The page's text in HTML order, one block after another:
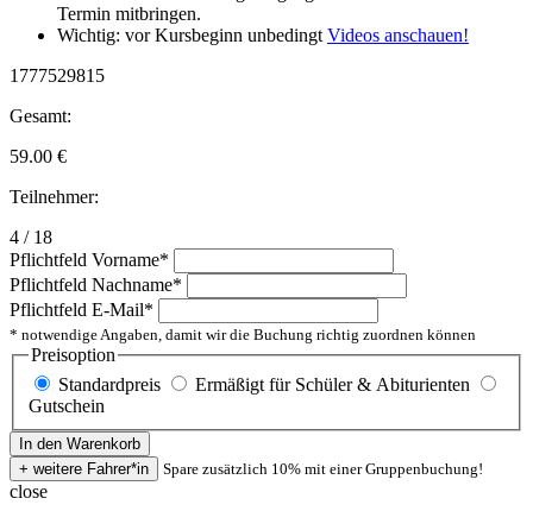
Termin mitbringen.
Wichtig: vor Kursbeginn unbedingt Videos anschauen!
1777529815
Gesamt:
59.00 €
Teilnehmer:
4 / 18
Pflichtfeld Vorname*
Pflichtfeld Nachname*
Pflichtfeld E-Mail*
* notwendige Angaben, damit wir die Buchung richtig zuordnen können
Preisoption
Standardpreis
Ermäßigt für Schüler & Abiturienten
Gutschein
Spare zusätzlich 10% mit einer Gruppenbuchung!
close